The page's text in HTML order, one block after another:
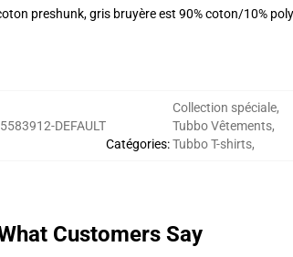
preshunk, gris bruyère est 90% coton/10%
DEFAULT
Catégories:
Collection spéciale,
Tubbo Vêtements,
Tubbo T-shirts,
Customers Say